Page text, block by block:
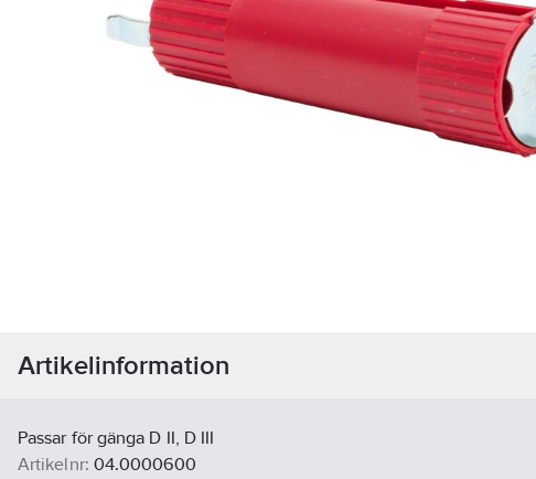
Artikelinformation
Passar för gänga D II, D III
Artikelnr: 04.0000600